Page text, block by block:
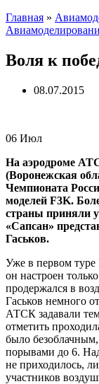
Главная »
Воля к
08.07.2015
06 Июл
На аэродроме
(Воронежская
Чемпионата
моделей F3K.
страны приняли
«Сапсан»
Гаськов.
Уже в первом туре
он настроен
продержался в
Гаськов немного
АТСК задавали
отметить
было безоблачным,
порывами до 6.
не приходилось,
участников